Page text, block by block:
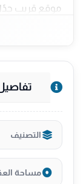
موقع قريب
25 سنة على الكهرباء.
ضمان العزل
المساحة 124 م
السعر يبدأ من 650 ألف افراغ فوري تقبل البنك
التصنيف
مساحة